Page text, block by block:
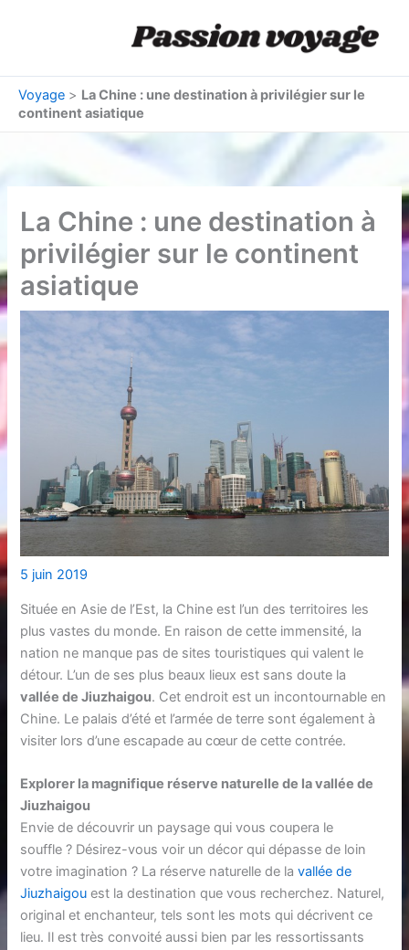
Voyage > La Chine : une destination à privilégier sur le
continent asiatique
La Chine : une destination à
privilégier sur le continent
asiatique
5 juin 2019
Située en Asie de l’Est, la Chine est l’un des territoires les
plus vastes du monde. En raison de cette immensité, la
nation ne manque pas de sites touristiques qui valent le
détour. L’un de ses plus beaux lieux est sans doute la
vallée de Jiuzhaigou. Cet endroit est un incontournable en
Chine. Le palais d’été et l’armée de terre sont également à
visiter lors d’une escapade au cœur de cette contrée.
Explorer la magnifique réserve naturelle de la vallée de
Jiuzhaigou
Envie de découvrir un paysage qui vous coupera le
souffle ? Désirez-vous voir un décor qui dépasse de loin
votre imagination ? La réserve naturelle de lavallée de
Jiuzhaigou est la destination que vous recherchez. Naturel,
original et enchanteur, tels sont les mots qui décrivent ce
lieu. Il est très convoité aussi bien par les ressortissants